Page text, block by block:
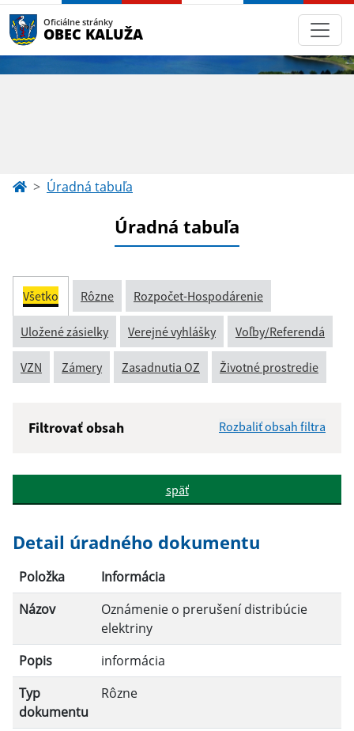
Oficiálne stránky
OBEC KALUŽA
Úradná tabuľa
Úradná tabuľa
Všetko Rôzne Rozpočet-Hospodárenie
Uložené zásielky Verejné vyhlášky Voľby/Referendá
VZN Zámery Zasadnutia OZ Životné prostredie
Filtrovať obsah Rozbaliť obsah filtra
Popis:
Dátum zverejnenia do:
Filtrovať
späť
Detail úradného dokumentu
Položka
Informácia
Názov
Oznámenie o prerušení distribúcie
elektriny
Popis
informácia
Typ
dokumentu
Rôzne